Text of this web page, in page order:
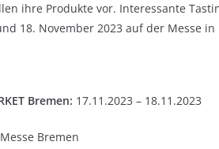
ihre Produkte vor. Interessante
18. November 2023 auf der Messe in
Bremen: 17.11.2023 – 18.11.2023
Messe Bremen